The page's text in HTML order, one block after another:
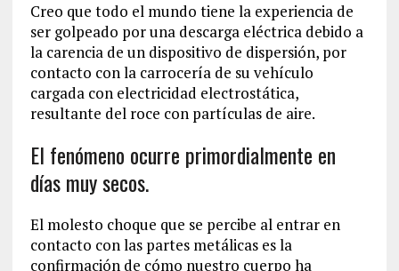
Creo que todo el mundo tiene la experiencia de
ser golpeado por una descarga eléctrica debido a
la carencia de un dispositivo de dispersión, por
contacto con la carrocería de su vehículo
cargada con electricidad electrostática,
resultante del roce con partículas de aire.
El fenómeno ocurre primordialmente en
días muy secos.
El molesto choque que se percibe al entrar en
contacto con las partes metálicas es la
confirmación de cómo nuestro cuerpo ha